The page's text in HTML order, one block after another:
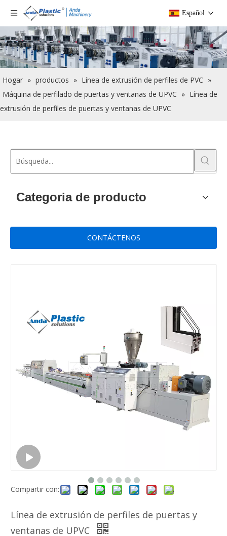
Español
Hogar » productos » Línea de extrusión de perfiles de PVC »
Máquina de perfilado de puertas y ventanas de UPVC » Línea de
extrusión de perfiles de puertas y ventanas de UPVC
Categoria de producto
CONTÁCTENOS
Compartir con:
Línea de extrusión de perfiles de puertas y
ventanas de UPVC